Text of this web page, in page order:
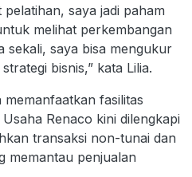
saya jadi paham
melihat perkembangan
sekali, saya bisa mengukur
bisnis,” kata Lilia.
memanfaatkan fasilitas
Renaco kini dilengkapi
transaksi non-tunai dan
memantau penjualan